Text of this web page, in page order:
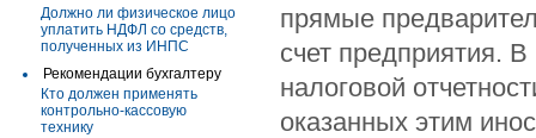
Должно ли физическое лицо
уплатить НДФЛ со средств,
полученных из ИНПС
Рекомендации бухгалтеру
Кто должен применять
контрольно-кассовую
технику
прямые
счет предприятия.
налоговой
оказанных этим